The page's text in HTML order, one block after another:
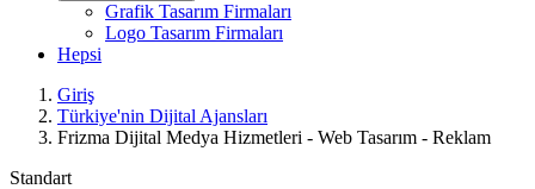
Grafik Tasarım Firmaları
Logo Tasarım Firmaları
Hepsi
Giriş
Türkiye'nin Dijital Ajansları
Frizma Dijital Medya Hizmetleri - Web Tasarım - Reklam
Standart